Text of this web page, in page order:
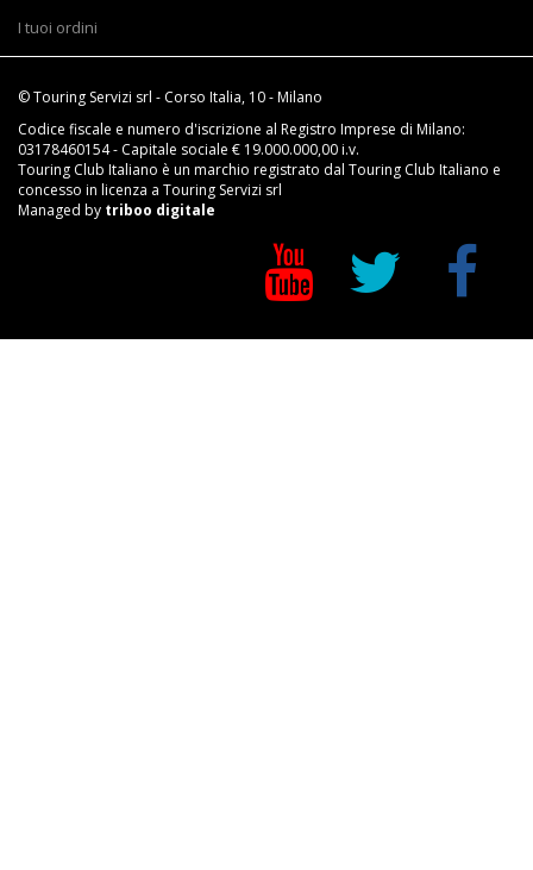
I tuoi ordini
© Touring Servizi srl - Corso Italia, 10 - Milano
Codice fiscale e numero d'iscrizione al Registro Imprese di Milano:
03178460154 - Capitale sociale € 19.000.000,00 i.v.
Touring Club Italiano è un marchio registrato dal Touring Club Italiano e
concesso in licenza a Touring Servizi srl
Managed by triboo digitale